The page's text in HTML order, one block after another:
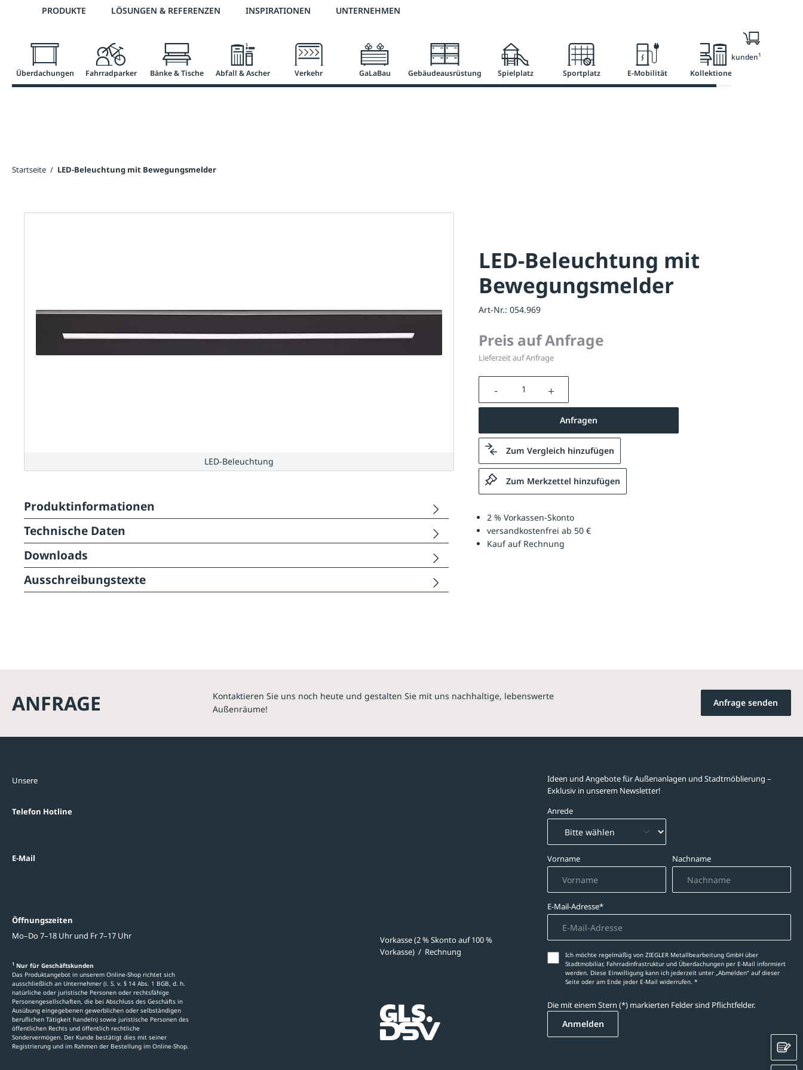
Zur Hauptnavigation springen
Telefon: 0800 / 100 49 02 2 % Vorkassen-Skonto versandkostenfrei ab 50 €
PRODUKTE LÖSUNGEN & REFERENZEN INSPIRATIONEN UNTERNEHMEN
Überdachungen Fahrradparker Bänke & Tische Abfall & Ascher Verkehr GaLaBau Gebäudeausrüstung Spielplatz Sportplatz E-Mobilität Kollektionen
Nur für Geschäftskunden1
Startseite / LED-Beleuchtung mit Bewegungsmelder
LED-Beleuchtung mit
Bewegungsmelder
Art-Nr.: 054.969
Preis auf Anfrage
Lieferzeit auf Anfrage
Produkt Anzahl: Gib den gewünschten Wert ein oder
Anfragen
Zum Vergleich hinzufügen
Zum Merkzettel hinzufügen
2 % Vorkassen-Skonto
versandkostenfrei ab 50 €
Kauf auf Rechnung
LED-Beleuchtung
Produktinformationen
Technische Daten
Downloads
Ausschreibungstexte
ANFRAGE
Kontaktieren Sie uns noch heute und gestalten Sie mit uns nachhaltige, lebenswerte
Außenräume!
Anfrage senden
Unsere
Telefon Hotline
E-Mail
Öffnungszeiten
Mo–Do 7–18 Uhr und Fr 7–17 Uhr
1 Nur für Geschäftskunden
Das Produktangebot in unserem Online-Shop richtet sich
ausschließlich an Unternehmer (i. S. v. § 14 Abs. 1 BGB, d. h.
natürliche oder juristische Personen oder rechtsfähige
Personengesellschaften, die bei Abschluss des Geschäfts in
Ausübung eingegebenen gewerblichen oder selbständigen
beruflichen Tätigkeit handeln) sowie juristische Personen des
öffentlichen Rechts und öffentlich rechtliche
Sondervermögen. Der Kunde bestätigt dies mit seiner
Registrierung und im Rahmen der Bestellung im Online-Shop.
Vorkasse (2 % Skonto auf 100 %
Vorkasse) / Rechnung
Ideen und Angebote für Außenanlagen und Stadtmöblierung –
Exklusiv in unserem Newsletter!
Anrede
Vorname Nachname
E-Mail-Adresse*
Ich möchte regelmäßig von ZIEGLER Metallbearbeitung GmbH über
Stadtmobiliar, Fahrradinfrastruktur und Überdachungen per E-Mail informiert
werden. Diese Einwilligung kann ich jederzeit unter „Abmelden‘‘ auf dieser
Seite oder am Ende jeder E-Mail widerrufen. *
Die mit einem Stern (*) markierten Felder sind Pflichtfelder.
Anmelden